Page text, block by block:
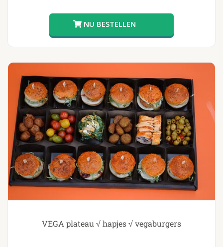
VEGA plateau √ hapjes √ vegaburgers